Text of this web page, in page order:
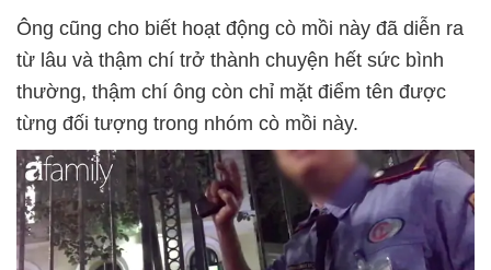
Ông cũng cho biết hoạt động cò mồi này đã diễn ra
từ lâu và thậm chí trở thành chuyện hết sức bình
thường, thậm chí ông còn chỉ mặt điểm tên được
từng đối tượng trong nhóm cò mồi này.